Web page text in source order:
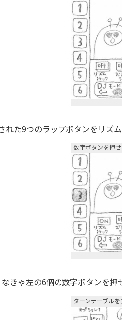
れた9つのラップボタンをリズ
数字ボタンを押
きゃ左の6個の数字ボタンを
ターンテーブル